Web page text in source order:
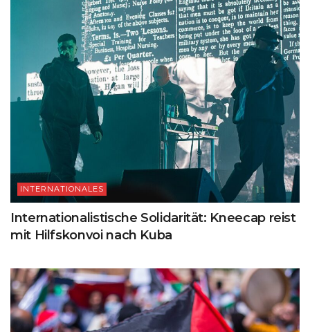
INTERNATIONALES
Internationalistische Solidarität: Kneecap reist
mit Hilfskonvoi nach Kuba